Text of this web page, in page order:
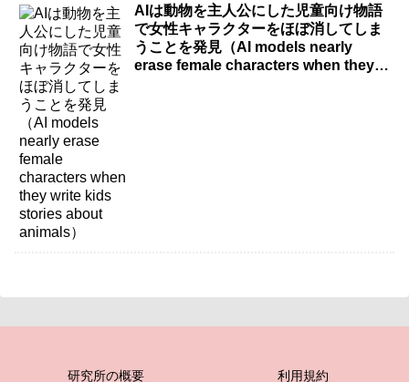
AIは動物を主人公にした児童向け物語
で女性キャラクターをほぼ消してしま
うことを発見（AI models nearly
erase female characters when they
研究所の概要 利用規約